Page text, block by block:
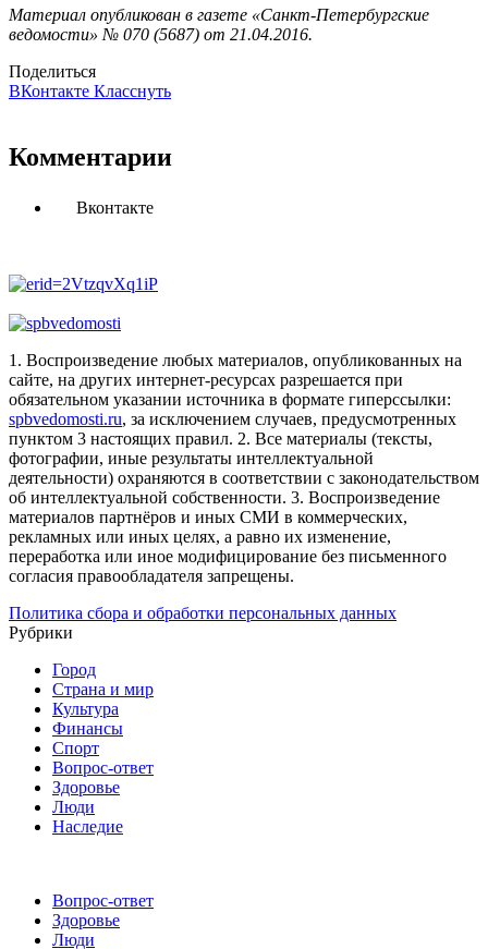
Материал опубликован в газете «Санкт-Петербургские
ведомости» № 070 (5687) от 21.04.2016.
Поделиться
ВКонтакте Класснуть
Комментарии
Вконтакте
1. Воспроизведение любых материалов, опубликованных на
сайте, на других интернет-ресурсах разрешается при
обязательном указании источника в формате гиперссылки:
spbvedomosti.ru, за исключением случаев, предусмотренных
пунктом 3 настоящих правил. 2. Все материалы (тексты,
фотографии, иные результаты интеллектуальной
деятельности) охраняются в соответствии с законодательством
об интеллектуальной собственности. 3. Воспроизведение
материалов партнёров и иных СМИ в коммерческих,
рекламных или иных целях, а равно их изменение,
переработка или иное модифицирование без письменного
согласия правообладателя запрещены.
Политика сбора и обработки персональных данных
Рубрики
Город
Страна и мир
Культура
Финансы
Спорт
Вопрос-ответ
Здоровье
Люди
Наследие
Вопрос-ответ
Здоровье
Люди